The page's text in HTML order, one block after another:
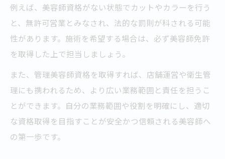
例えば、美容師資格がない状態でカットやカラーを行う
と、無許可営業とみなされ、法的な罰則が科される可能
性があります。施術を希望する場合は、必ず美容師免許
を取得した上で担当しましょう。
また、管理美容師資格を取得すれば、店舗運営や衛生管
理にも携われるため、より広い業務範囲と責任を担うこ
とができます。自分の業務範囲や役割を明確にし、適切
な資格取得を目指すことが安全かつ信頼される美容師へ
の第一歩です。